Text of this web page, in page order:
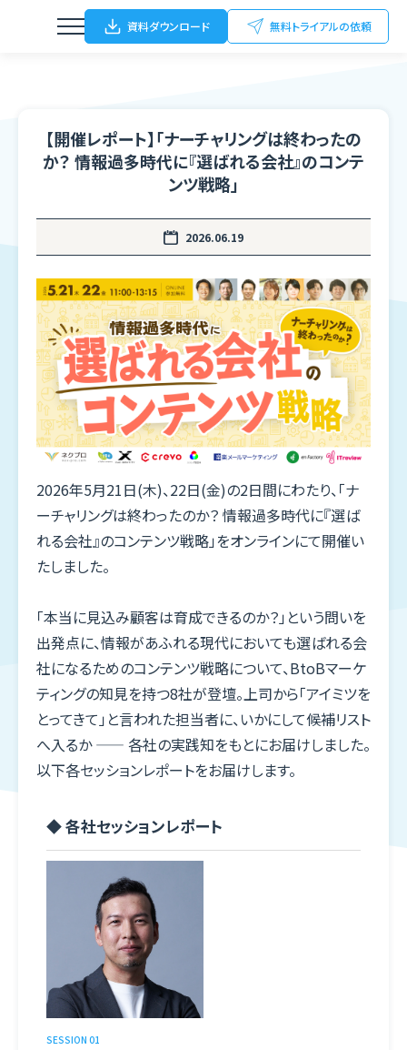
ウェビナー
オンライン/ハイブリットイベント
オフラインイベント
展示会（名刺Scan）
FC加盟店開拓
資料ダウンロード 無料トライアルの依頼
Function
導入事例
Case Study
パートナー
Partner
ブログ
Blog
ウェビナー
Webinar
新着情報
News
メディア
Media
企業情報
Company
お問合せ
Contact
お問合せ
資料請求
無料デモ
動作環境・セキュリティ
Security
ライブ視聴 推奨動作環境
【開催レポート】「ナーチャリングは終わったの
か？ 情報過多時代に『選ばれる会社』のコンテ
ンツ戦略」
2026.06.19
2026年5月21日(木)、22日(金)の2日間にわたり、「ナ
ーチャリングは終わったのか？ 情報過多時代に『選ば
れる会社』のコンテンツ戦略」をオンラインにて開催い
たしました。
「本当に見込み顧客は育成できるのか？」という問いを
出発点に、情報があふれる現代においても選ばれる会
社になるためのコンテンツ戦略について、BtoBマーケ
ティングの知見を持つ8社が登壇。上司から「アイミツを
とってきて」と言われた担当者に、いかにして候補リスト
へ入るか —— 各社の実践知をもとにお届けしました。
以下各セッションレポートをお届けします。
◆ 各社セッションレポート
SESSION 01